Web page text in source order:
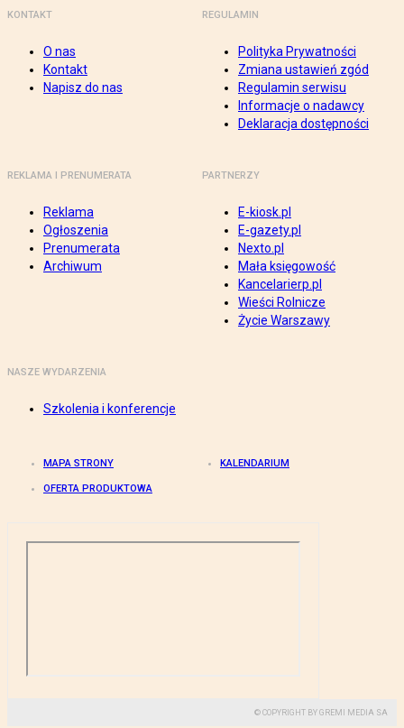
KONTAKT
O nas
Kontakt
Napisz do nas
REGULAMIN
Polityka Prywatności
Zmiana ustawień zgód
Regulamin serwisu
Informacje o nadawcy
Deklaracja dostępności
REKLAMA I PRENUMERATA
Reklama
Ogłoszenia
Prenumerata
Archiwum
PARTNERZY
E-kiosk.pl
E-gazety.pl
Nexto.pl
Mała księgowość
Kancelarierp.pl
Wieści Rolnicze
Życie Warszawy
NASZE WYDARZENIA
Szkolenia i konferencje
MAPA STRONY KALENDARIUM
OFERTA PRODUKTOWA
© COPYRIGHT BY GREMI MEDIA SA